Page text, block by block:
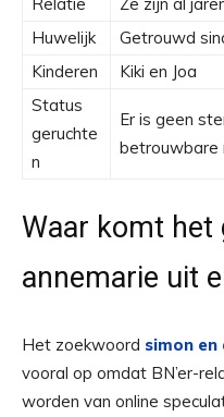
Huwelijk
Getrouwd
Kinderen
Kiki en Joa
Status
geruchte
n
Er is geen
betrouwbare
Waar komt het
annemarie uit
Het zoekwoord simon
vooral op omdat BN’er-
worden van online